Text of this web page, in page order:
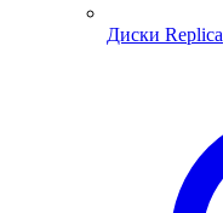
Диски Replica